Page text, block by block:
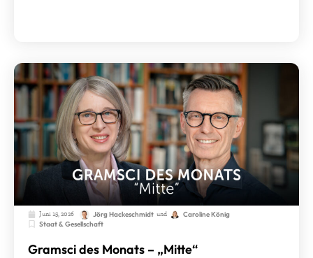
Juni 15, 2026 Jörg Hackeschmidt und
Caroline König
Staat & Gesellschaft
Gramsci des Monats – „Mitte“